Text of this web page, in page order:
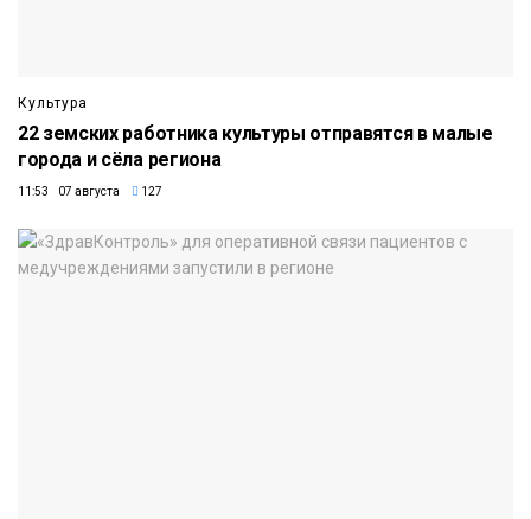
Культура
22 земских работника культуры отправятся в малые
города и сёла региона
11:53 07 августа 127